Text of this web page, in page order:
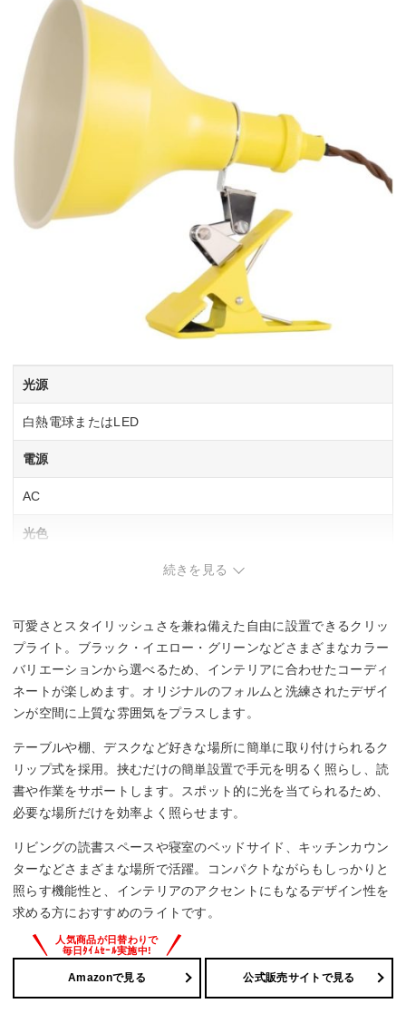
光源
白熱電球またはLED
電源
AC
光色
–
調光機能
–
消費電力
最大60 W
続きを見る
可愛さとスタイリッシュさを兼ね備えた自由に設置できるクリッ
プライト。ブラック・イエロー・グリーンなどさまざまなカラー
バリエーションから選べるため、インテリアに合わせたコーディ
ネートが楽しめます。オリジナルのフォルムと洗練されたデザイ
ンが空間に上質な雰囲気をプラスします。
テーブルや棚、デスクなど好きな場所に簡単に取り付けられるク
リップ式を採用。挟むだけの簡単設置で手元を明るく照らし、読
書や作業をサポートします。スポット的に光を当てられるため、
必要な場所だけを効率よく照らせます。
リビングの読書スペースや寝室のベッドサイド、キッチンカウン
ターなどさまざまな場所で活躍。コンパクトながらもしっかりと
照らす機能性と、インテリアのアクセントにもなるデザイン性を
求める方におすすめのライトです。
Amazonで見る 公式販売サイトで見る